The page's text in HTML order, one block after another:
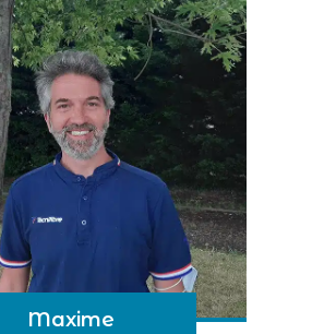
Maxime